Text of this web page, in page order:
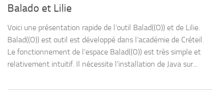
Balado et Lilie
Voici une présentation rapide de l’outil Balad((O)) et de Lilie.
Balad((O)) est outil est développé dans l’académie de Créteil.
Le fonctionnement de l’espace Balad((O)) est très simple et
relativement intuitif. Il nécessite l’installation de Java sur...